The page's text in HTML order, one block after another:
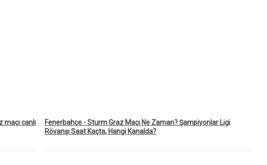
canlı
Fenerbahçe - Sturm Graz Maçı Ne Zaman? Şampiyonlar Ligi
Rövanşı Saat Kaçta, Hangi Kanalda?